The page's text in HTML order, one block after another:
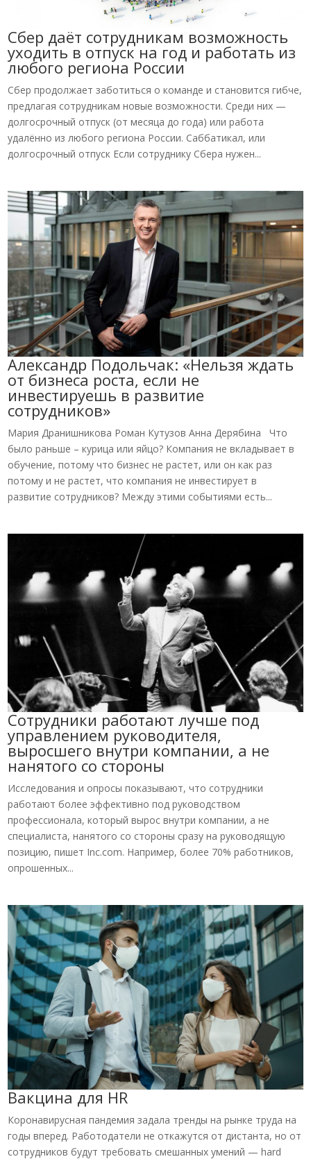
Сбер даёт сотрудникам возможность
уходить в отпуск на год и работать из
любого региона России
Сбер продолжает заботиться о команде и становится гибче,
предлагая сотрудникам новые возможности. Среди них —
долгосрочный отпуск (от месяца до года) или работа
удалённо из любого региона России. Саббатикал, или
долгосрочный отпуск Если сотруднику Сбера нужен...
Александр Подольчак: «Нельзя ждать
от бизнеса роста, если не
инвестируешь в развитие
сотрудников»
Мария Дранишникова Роман Кутузов Анна Дерябина Что
было раньше – курица или яйцо? Компания не вкладывает в
обучение, потому что бизнес не растет, или он как раз
потому и не растет, что компания не инвестирует в
развитие сотрудников? Между этими событиями есть...
Сотрудники работают лучше под
управлением руководителя,
выросшего внутри компании, а не
нанятого со стороны
Исследования и опросы показывают, что сотрудники
работают более эффективно под руководством
профессионала, который вырос внутри компании, а не
специалиста, нанятого со стороны сразу на руководящую
позицию, пишет Inc.com. Например, более 70% работников,
опрошенных...
Вакцина для HR
Коронавирусная пандемия задала тренды на рынке труда на
годы вперед. Работодатели не откажутся от дистанта, но от
сотрудников будут требовать смешанных умений — hard